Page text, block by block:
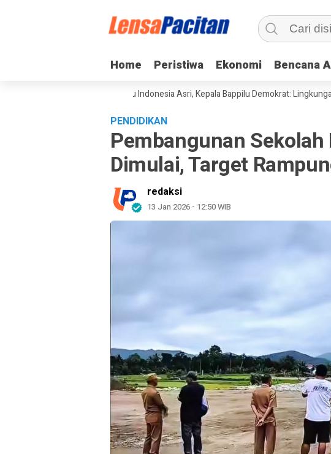
Home Peristiwa Ekonomi Bencana
Home Peristiwa Ekonomi Bencana
Gerakan Langit Biru Indonesia Asri, Kepala Bappilu Demokrat: Lingkungan
PENDIDIKAN
Pembangunan
Dimulai, Target
redaksi
13 Jan 2026 - 12:50 WIB